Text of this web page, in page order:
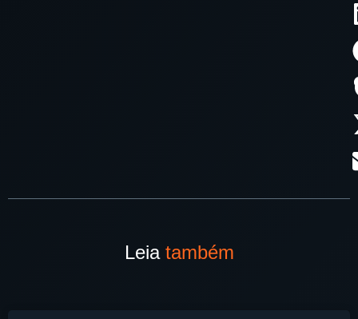
Leia também